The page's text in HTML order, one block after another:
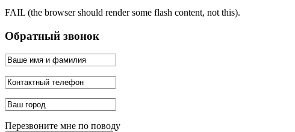
FAIL (the browser should render some flash content, not this).
Обратный звонок
Перезвоните мне по поводу